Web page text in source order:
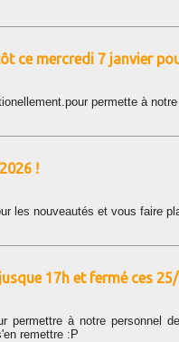
ce mercredi 7 janvier
permette à
!
les nouveautés et vous faire
17h et fermé ces
permettre à notre personnel
remettre :P